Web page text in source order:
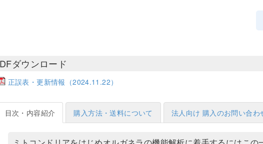
ダウンロード
正誤表・更新情報（2024.11.22）
目次・内容紹介 購入方法・送料について 法人向け 購入のお問い合わ